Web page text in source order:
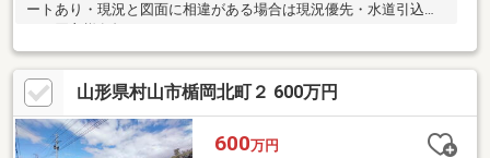
ートあり・現況と図面に相違がある場合は現況優先・水道引込
山形県村山市楯岡北町２ 600万円
600万円